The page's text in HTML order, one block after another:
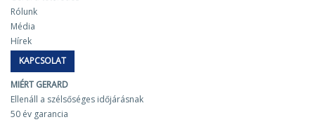
Rólunk
Média
Hírek
KAPCSOLAT
MIÉRT GERARD
Ellenáll a szélsőséges időjárásnak
50 év garancia